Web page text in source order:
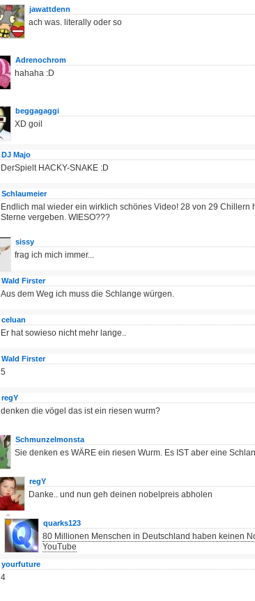
jawattdenn
ach was. literally oder so
Adrenochrom
hahaha :D
beggagaggi
XD goil
DJ Majo
DerSpielt HACKY-SNAKE :D
Schlaumeier
Endlich mal wieder ein wirklich schönes Video! 28 von 29 Chillern
Sterne vergeben. WIESO???
sissy
frag ich mich immer...
Wald Firster
Aus dem Weg ich muss die Schlange würgen.
celuan
Er hat sowieso nicht mehr lange..
Wald Firster
5
regY
denken die vögel das ist ein riesen wurm?
Schmunzelmonsta
Sie denken es WÄRE ein riesen Wurm. Es IST aber eine
regY
Danke.. und nun geh deinen nobelpreis abholen
quarks123
80 Millionen Menschen in Deutschland haben keinen
YouTube
yourfuture
4